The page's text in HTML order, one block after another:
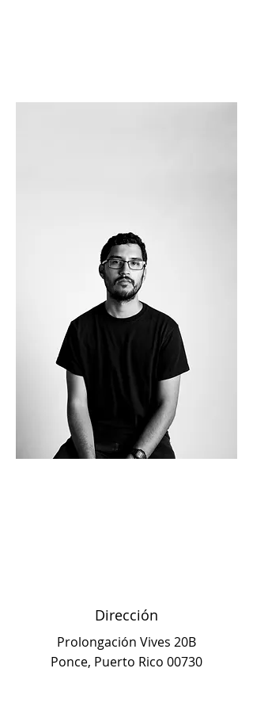
Dirección
Prolongación Vives 20B
Ponce, Puerto Rico 00730